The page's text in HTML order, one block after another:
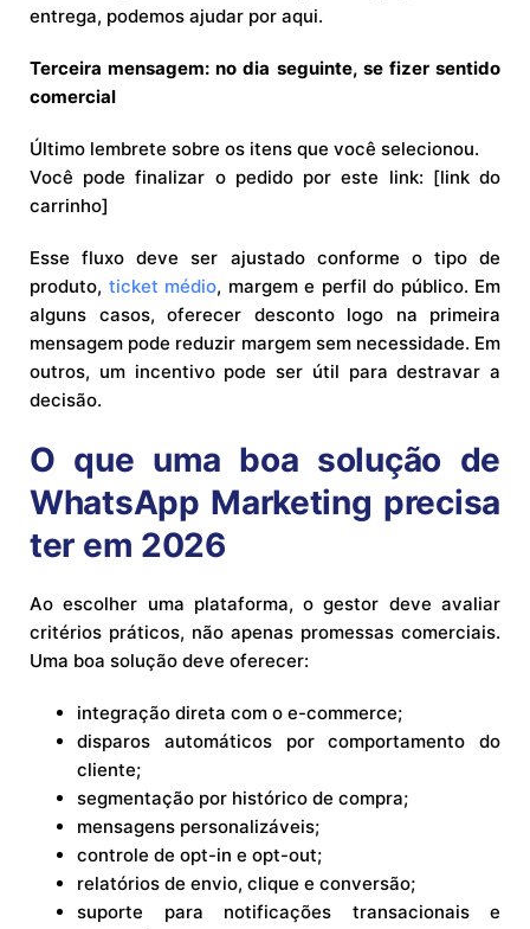
entrega, podemos ajudar por aqui.
Terceira mensagem: no dia seguinte, se fizer sentido
comercial
Último lembrete sobre os itens que você selecionou.
Você pode finalizar o pedido por este link: [link do
carrinho]
Esse fluxo deve ser ajustado conforme o tipo de
produto, ticket médio, margem e perfil do público. Em
alguns casos, oferecer desconto logo na primeira
mensagem pode reduzir margem sem necessidade. Em
outros, um incentivo pode ser útil para destravar a
decisão.
O que uma boa solução de
WhatsApp Marketing precisa
ter em 2026
Ao escolher uma plataforma, o gestor deve avaliar
critérios práticos, não apenas promessas comerciais.
Uma boa solução deve oferecer:
integração direta com o e-commerce;
disparos automáticos por comportamento do
cliente;
segmentação por histórico de compra;
mensagens personalizáveis;
controle de opt-in e opt-out;
relatórios de envio, clique e conversão;
suporte para notificações transacionais e